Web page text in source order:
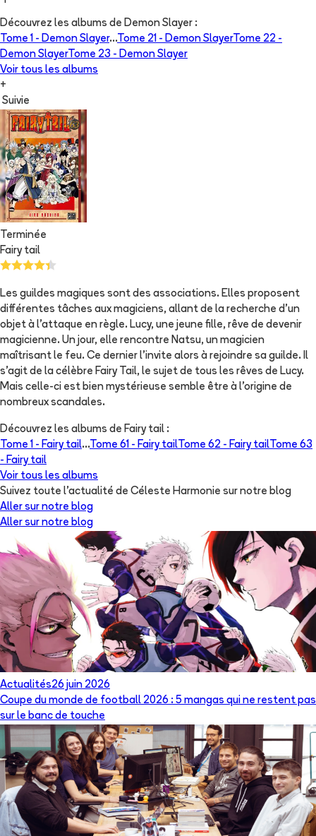
Découvrez les albums de Demon Slayer :
Tome 1 - Demon Slayer...Tome 21 - Demon SlayerTome 22 -
Demon SlayerTome 23 - Demon Slayer
Voir tous les albums
+
Suivie
Terminée
Fairy tail
Les guildes magiques sont des associations. Elles proposent
différentes tâches aux magiciens, allant de la recherche d'un
objet à l'attaque en règle. Lucy, une jeune fille, rêve de devenir
magicienne. Un jour, elle rencontre Natsu, un magicien
maîtrisant le feu. Ce dernier l'invite alors à rejoindre sa guilde. Il
s'agit de la célèbre Fairy Tail, le sujet de tous les rêves de Lucy.
Mais celle-ci est bien mystérieuse semble être à l'origine de
nombreux scandales.
Découvrez les albums de Fairy tail :
Tome 1 - Fairy tail...Tome 61 - Fairy tail Tome 62 - Fairy tail Tome 63
- Fairy tail
Voir tous les albums
Suivez toute l'actualité de Céleste Harmonie sur notre blog
Aller sur notre blog
Aller sur notre blog
Actualités26 juin 2026
Coupe du monde de football 2026 : 5 mangas qui ne restent pas
sur le banc de touche